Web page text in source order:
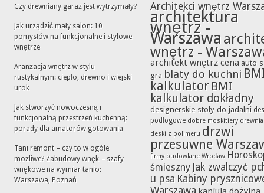
Czy drewniany garaż jest wytrzymały?
Jak urządzić mały salon: 10
pomysłów na funkcjonalne i stylowe
wnętrze
Aranżacja wnętrz w stylu
rustykalnym: ciepło, drewno i wiejski
urok
Jak stworzyć nowoczesną i
funkcjonalną przestrzeń kuchenną:
porady dla amatorów gotowania
Tani remont – czy to w ogóle
możliwe? Zabudowy wnęk – szafy
wnękowe na wymiar tanio:
Warszawa, Poznań
Architekci wnętrz
architektura
wnętrz -
Warszawa
wnętrz -
architekt wnętrz cena auto
gra blaty do kuchni
kalkulator BMI
kalkulator dokładny
designerskie stoły do jadalni
podłogowe dobre moskitiery
deski z polimeru drzwi
przesuwne
firmy budowlane Wrocław
śmieszny Jak zwalczyć
u psa Kabiny
Warszawa